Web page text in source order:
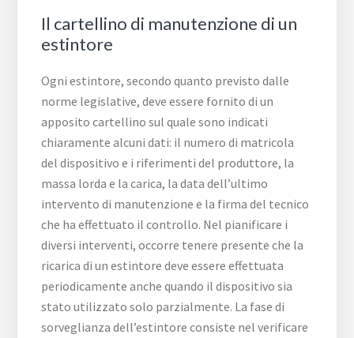
Il cartellino di manutenzione di un
estintore
Ogni estintore, secondo quanto previsto dalle
norme legislative, deve essere fornito di un
apposito cartellino sul quale sono indicati
chiaramente alcuni dati: il numero di matricola
del dispositivo e i riferimenti del produttore, la
massa lorda e la carica, la data dell’ultimo
intervento di manutenzione e la firma del tecnico
che ha effettuato il controllo. Nel pianificare i
diversi interventi, occorre tenere presente che la
ricarica di un estintore deve essere effettuata
periodicamente anche quando il dispositivo sia
stato utilizzato solo parzialmente. La fase di
sorveglianza dell’estintore consiste nel verificare